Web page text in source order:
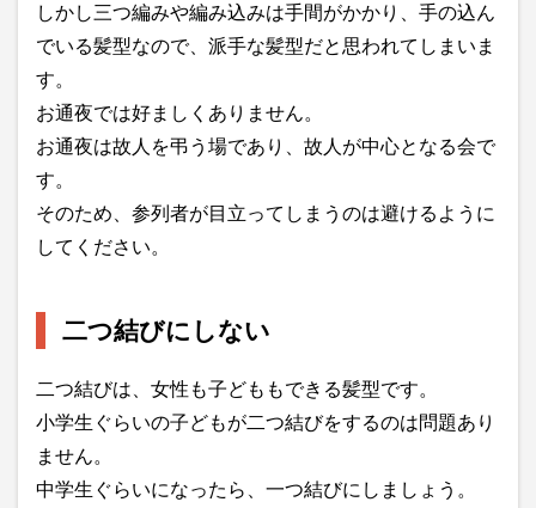
しかし三つ編みや編み込みは手間がかかり、手の込ん
でいる髪型なので、派手な髪型だと思われてしまいま
す。
お通夜では好ましくありません。
お通夜は故人を弔う場であり、故人が中心となる会で
す。
そのため、参列者が目立ってしまうのは避けるように
してください。
二つ結びにしない
二つ結びは、女性も子どももできる髪型です。
小学生ぐらいの子どもが二つ結びをするのは問題あり
ません。
中学生ぐらいになったら、一つ結びにしましょう。